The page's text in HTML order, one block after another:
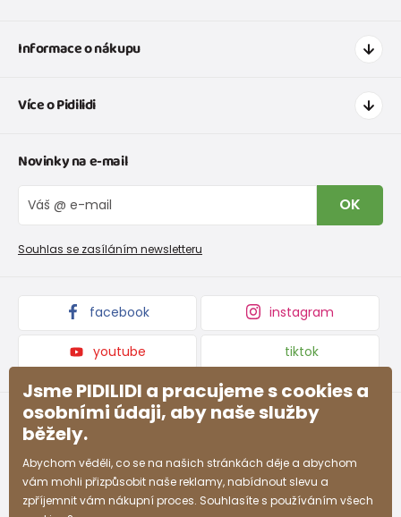
Informace o nákupu
Doprava a platba
Tabulka velikostí obuvi
Vrácení zboží a reklamace
Reklamační řád
Více o Pidilidi
O nás
Blog
Velkoobchod PiDiLiDi
Affiliate program
Kolekce zboží
Novinky na e-mail
OK
Souhlas se zasíláním newsletteru
facebook instagram
youtube tiktok
Jsme PIDILIDI a pracujeme s cookies a
osobními údaji, aby naše služby
běžely.
Abychom věděli, co se na našich stránkách děje a abychom
vám mohli přizpůsobit naše reklamy, nabídnout slevu a
zpříjemnit vám nákupní proces. Souhlasíte s používáním všech